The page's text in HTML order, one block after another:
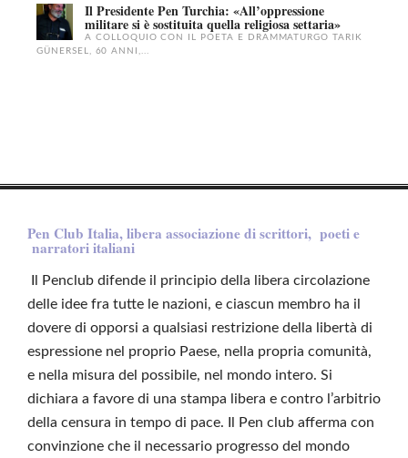
Il Presidente Pen Turchia: «All’oppressione
militare si è sostituita quella religiosa settaria»
A COLLOQUIO CON IL POETA E DRAMMATURGO TARIK
GÜNERSEL, 60 ANNI,...
Pen Club Italia, libera associazione di scrittori, poeti e
narratori italiani
Il Penclub difende il principio della libera circolazione
delle idee fra tutte le nazioni, e ciascun membro ha il
dovere di opporsi a qualsiasi restrizione della libertà di
espressione nel proprio Paese, nella propria comunità,
e nella misura del possibile, nel mondo intero. Si
dichiara a favore di una stampa libera e contro l’arbitrio
della censura in tempo di pace. Il Pen club afferma con
convinzione che il necessario progresso del mondo